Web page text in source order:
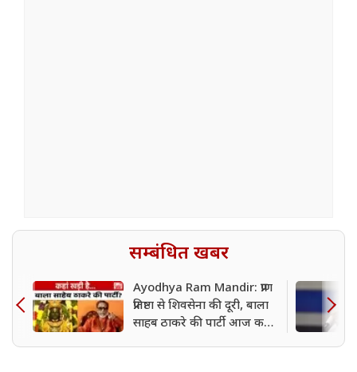
सम्बंधित खबर
Ayodhya Ram Mandir: प्राण
प्रतिष्ठा से शिवसेना की दूरी, बाला
साहब ठाकरे की पार्टी आज कहां